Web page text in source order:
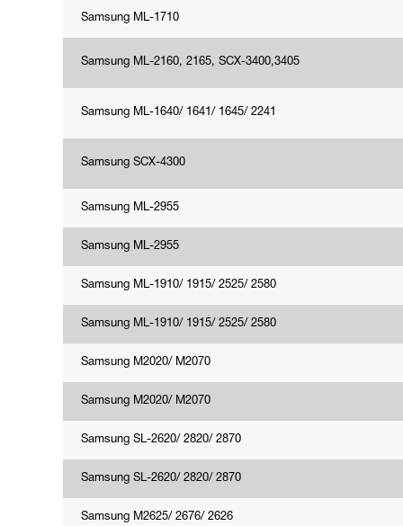
Samsung ML-1710
Samsung ML-2160, 2165, SCX-3400,3405
Samsung ML-1640/ 1641/ 1645/ 2241
Samsung SCX-4300
Samsung ML-2955
Samsung ML-2955
Samsung ML-1910/ 1915/ 2525/ 2580
Samsung ML-1910/ 1915/ 2525/ 2580
Samsung M2020/ M2070
Samsung M2020/ M2070
Samsung SL-2620/ 2820/ 2870
Samsung SL-2620/ 2820/ 2870
Samsung M2625/ 2676/ 2626